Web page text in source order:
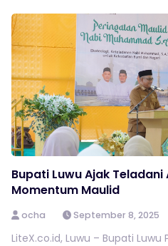
Bupati Luwu Ajak Teladani
Momentum Maulid
ocha September 8, 2025
LiteX.co.id, Luwu – Bupati